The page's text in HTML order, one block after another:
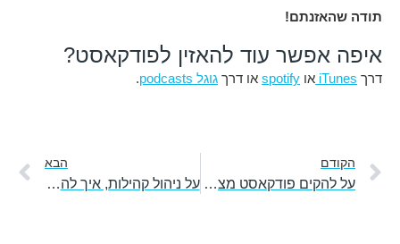
תודה שהאזנתם!
איפה אפשר עוד להאזין לפודקאסט?
דרך iTunes או spotify או דרך גוגל podcasts .
הקודם
על להקים פודקאסט מצליח, לעבוד בזוג וליצור מקורות הכנסה מגוונים – עם דנית בן דוד
הבא
על ניהול קהילות, איך להפוך דף עסקי לקהילה ולפזר שמחה – עם ערבה גרזון רז